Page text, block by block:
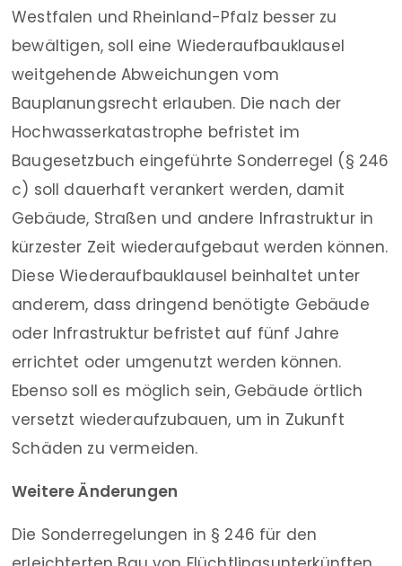
Westfalen und Rheinland-Pfalz besser zu
bewältigen, soll eine Wiederaufbauklausel
weitgehende Abweichungen vom
Bauplanungsrecht erlauben. Die nach der
Hochwasserkatastrophe befristet im
Baugesetzbuch eingeführte Sonderregel (§ 246
c) soll dauerhaft verankert werden, damit
Gebäude, Straßen und andere Infrastruktur in
kürzester Zeit wiederaufgebaut werden können.
Diese Wiederaufbauklausel beinhaltet unter
anderem, dass dringend benötigte Gebäude
oder Infrastruktur befristet auf fünf Jahre
errichtet oder umgenutzt werden können.
Ebenso soll es möglich sein, Gebäude örtlich
versetzt wiederaufzubauen, um in Zukunft
Schäden zu vermeiden.
Weitere Änderungen
Die Sonderregelungen in § 246 für den